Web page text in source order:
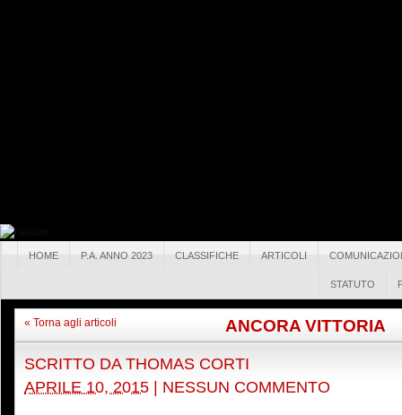
HOME P.A. ANNO 2023 CLASSIFICHE ARTICOLI
STATUTO
« Torna agli articoli ANCORA VITTORIA
SCRITTO DA THOMAS CORTI
APRILE 10, 2015
NESSUN COMMENTO